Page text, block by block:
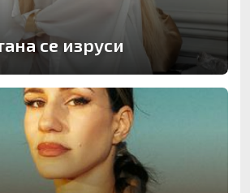
се изруси